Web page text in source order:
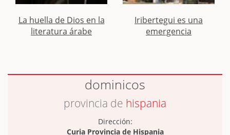
La huella de Dios en la
literatura árabe
Iribertegui es una
emergencia
dominicos
provincia de hispania
Dirección:
Curia Provincia de Hispania